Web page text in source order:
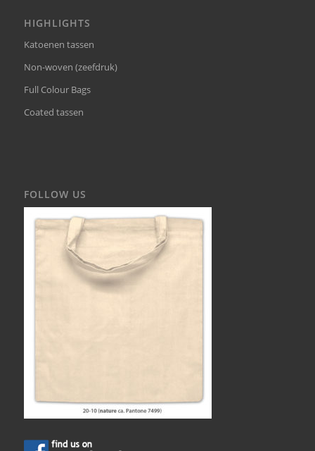
HIGHLIGHTS
Katoenen tassen
Non-woven (zeefdruk)
Full Colour Bags
Coated tassen
FOLLOW US